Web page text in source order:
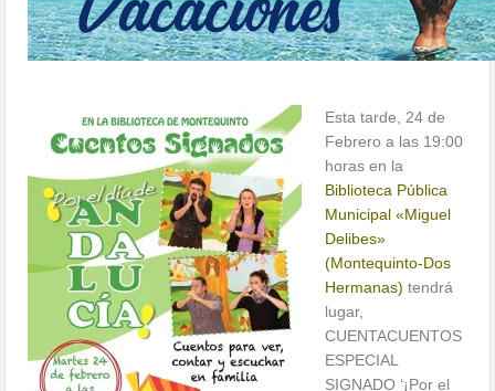
Esta tarde, 24 de
Febrero a las 19:00
horas en la
Biblioteca Pública
Municipal «Miguel
Delibes»
(Montequinto-Dos
Hermanas) tendrá
lugar,
CUENTACUENTOS
ESPECIAL
SIGNADO ‘¡Por el